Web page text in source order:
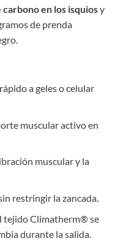
en los isquiosy
de prenda
a geles o celular
muscular activo en
muscular y la
restringir la zancada.
tejido Climatherm® se
durante la salida.